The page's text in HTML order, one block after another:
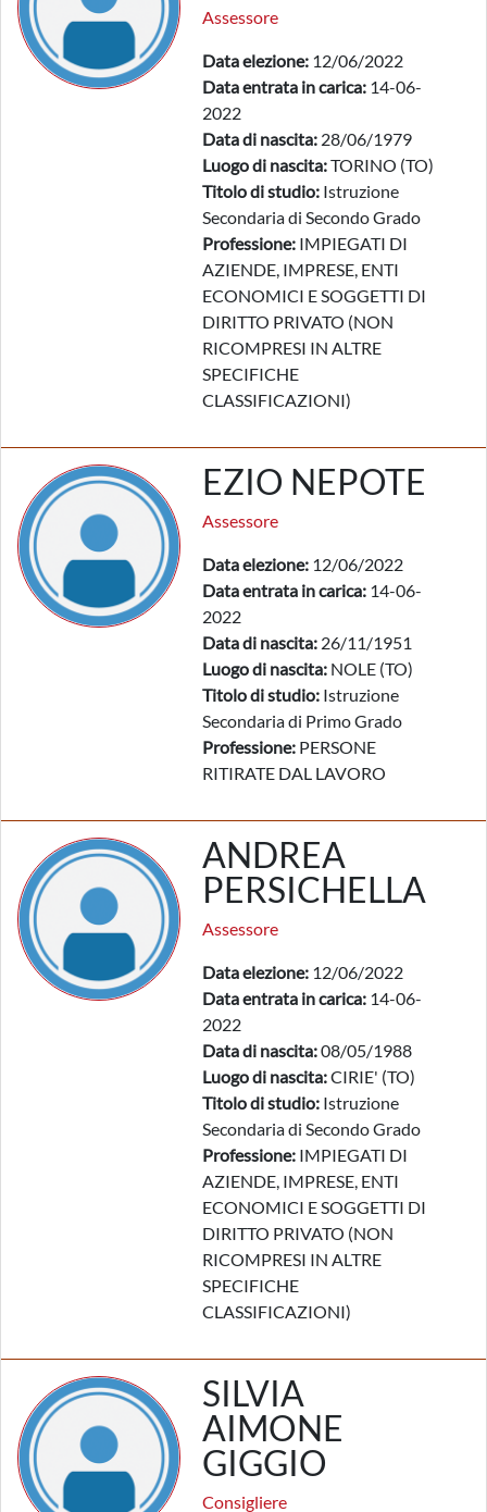
Assessore
Data elezione: 12/06/2022
Data entrata in carica: 14-06-
2022
Data di nascita: 28/06/1979
Luogo di nascita:TORINO (TO)
Titolo di studio: Istruzione
Secondaria di Secondo Grado
Professione: IMPIEGATI DI
AZIENDE, IMPRESE, ENTI
ECONOMICI E SOGGETTI DI
DIRITTO PRIVATO (NON
RICOMPRESI IN ALTRE
SPECIFICHE
CLASSIFICAZIONI)
EZIO NEPOTE
Assessore
Data elezione: 12/06/2022
Data entrata in carica: 14-06-
2022
Data di nascita: 26/11/1951
Luogo di nascita: NOLE (TO)
Titolo di studio: Istruzione
Secondaria di Primo Grado
Professione: PERSONE
RITIRATE DAL LAVORO
ANDREA
PERSICHELLA
Assessore
Data elezione: 12/06/2022
Data entrata in carica: 14-06-
2022
Data di nascita:08/05/1988
Luogo di nascita:CIRIE' (TO)
Titolo di studio: Istruzione
Secondaria di Secondo Grado
Professione: IMPIEGATI DI
AZIENDE, IMPRESE, ENTI
ECONOMICI E SOGGETTI DI
DIRITTO PRIVATO (NON
RICOMPRESI IN ALTRE
SPECIFICHE
CLASSIFICAZIONI)
SILVIA
AIMONE
GIGGIO
Consigliere